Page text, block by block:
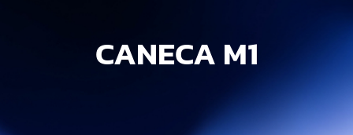
CANECA M1